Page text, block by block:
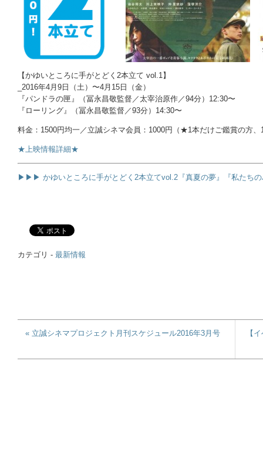
【かゆいところに手がとどく2本立て vol.1】
_2016年4月9日（土）〜4月15日（金）
『パンドラの匣』（冨永昌敬監督／太宰治原作／94分）12:30〜
『ローリング』（冨永昌敬監督／93分）14:30〜
料金：1500円均一／立誠シネマ会員：1000円（★1本だけご鑑賞の方、
★上映情報詳細★
▶▶▶ かゆいところに手がとどく2本立てvol.2『真夏の夢』『私たちの
カテゴリ - 最新情報
« 立誠シネマプロジェクト月刊スケジュール2016年3月号 【